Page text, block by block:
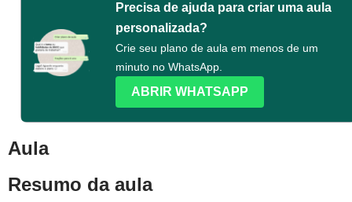
Precisa de ajuda para criar uma aula
personalizada?
Crie seu plano de aula em menos de um
minuto no WhatsApp.
ABRIR WHATSAPP
Aula
Resumo da aula